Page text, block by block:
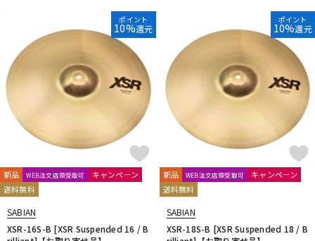
ポイント
10%還元
新品 WEB注文店頭受取可
キャンペーン
送料無料
SABIAN
XSR-16S-B [XSR Suspended 16 / B
ポイント
10%還元
新品 WEB注文店頭受取可
キャンペーン
送料無料
SABIAN
XSR-18S-B [XSR Suspended 18 / B